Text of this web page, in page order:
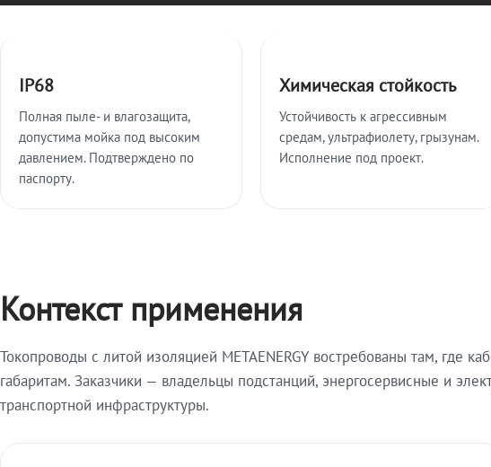
IP68
Полная пыле- и влагозащита,
допустима мойка под высоким
давлением. Подтверждено по
паспорту.
Химическая стойкость
Устойчивость к агрессивным
средам, ультрафиолету, грызунам.
Исполнение под проект.
Контекст применения
Токопроводы с литой изоляцией METAENERGY востребованы там, где
габаритам. Заказчики — владельцы подстанций, энергосервисные и
транспортной инфраструктуры.